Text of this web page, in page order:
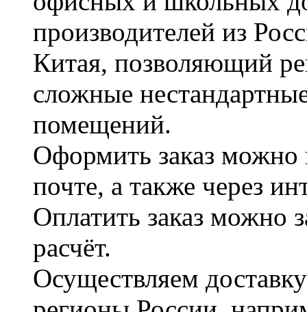
производителей из
Китая, позволяющий
сложные
помещений.
Оформить заказ можно
почте, а также через
Оплатить заказ можно
расчёт.
Осуществляем